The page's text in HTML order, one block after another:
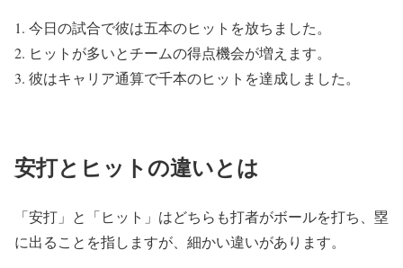
今日の試合で彼は五本のヒットを放ちました。
ヒットが多いとチームの得点機会が増えます。
彼はキャリア通算で千本のヒットを達成しました。
安打とヒットの違いとは
「安打」と「ヒット」はどちらも打者がボールを打ち、塁
に出ることを指しますが、細かい違いがあります。